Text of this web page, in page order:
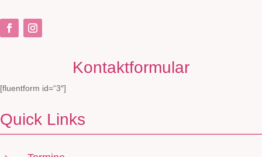
Kontaktformular
[fluentform id=“3″]
Quick Links